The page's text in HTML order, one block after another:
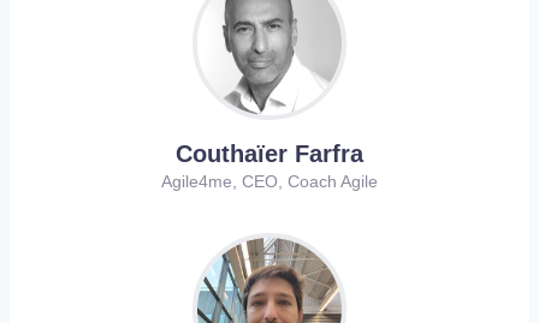
Couthaïer Farfra
Agile4me, CEO, Coach Agile